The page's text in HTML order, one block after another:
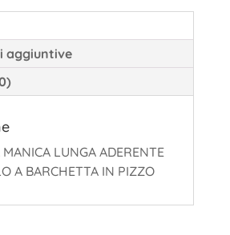
aggiuntive
LUNGA ADERENTE
A BARCHETTA IN PIZZO